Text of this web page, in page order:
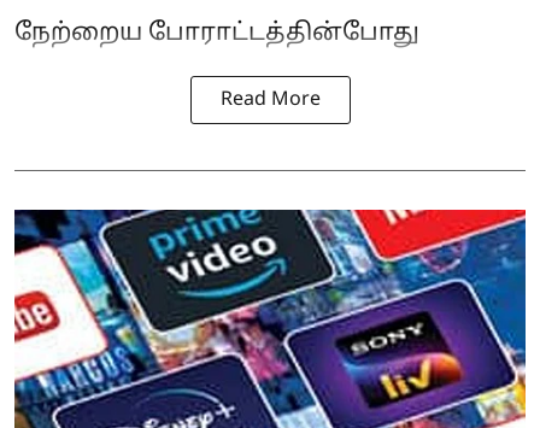
நேற்றைய போராட்டத்தின்போது
Read More